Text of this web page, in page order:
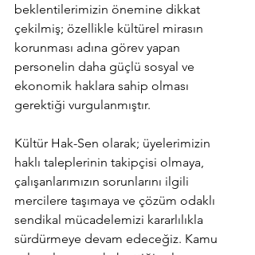
beklentilerimizin önemine dikkat
çekilmiş; özellikle kültürel mirasın
korunması adına görev yapan
personelin daha güçlü sosyal ve
ekonomik haklara sahip olması
gerektiği vurgulanmıştır.
Kültür Hak-Sen olarak; üyelerimizin
haklı taleplerinin takipçisi olmaya,
çalışanlarımızın sorunlarını ilgili
mercilere taşımaya ve çözüm odaklı
sendikal mücadelemizi kararlılıkla
sürdürmeye devam edeceğiz. Kamu